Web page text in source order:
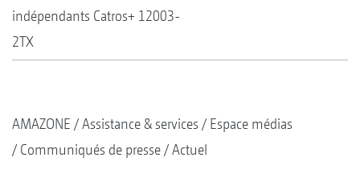
indépendants Catros+ 12003-
2TX
AMAZONE Assistance & services
Espace médias
Communiqués de presse
Actuel